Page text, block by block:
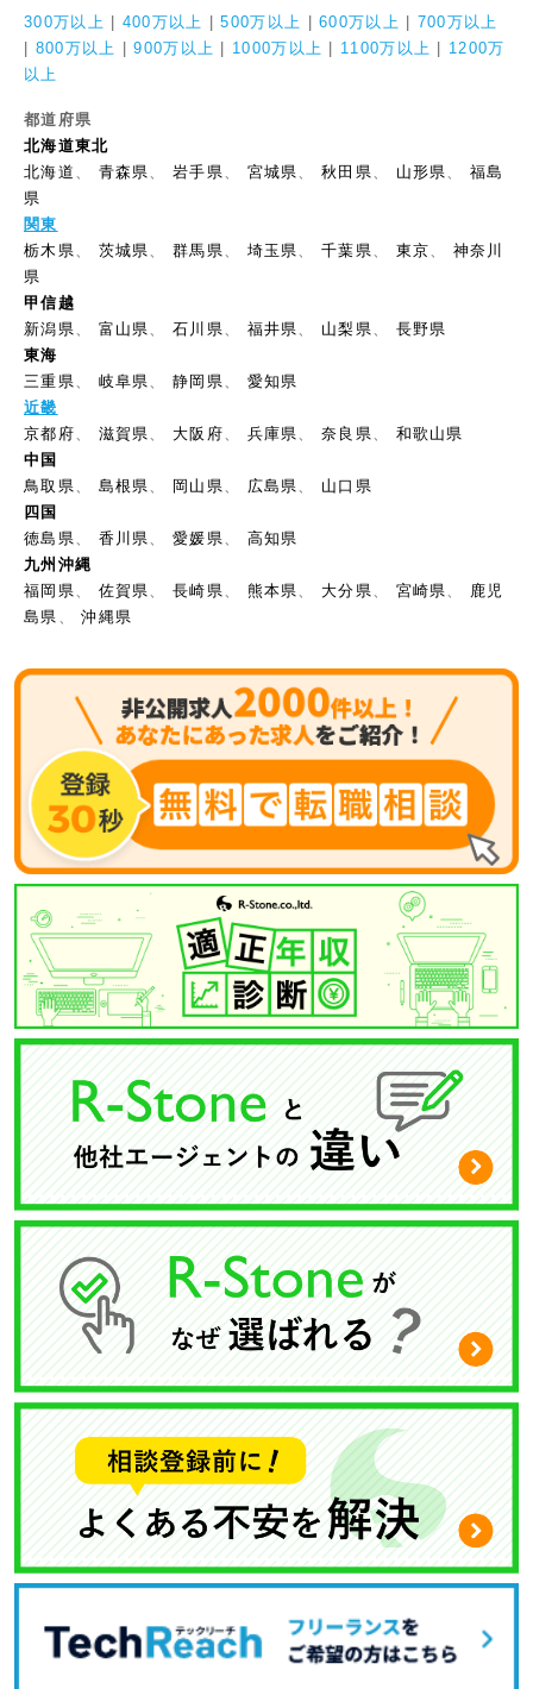
300万以上 400万以上 |500万以上 |600万以上
700万以上
800万以上 |900万以上 1000万以上 1100万以上
1200万
以上
都道府県
北海道東北
北海道
青森県 、岩手県 宮城県 、秋田県 山形県 、福島
県
関東
栃木県
茨城県 、群馬県 埼玉県 、千葉県 東京
神奈川
県
甲信越
新潟県
富山県 、石川県 福井県 山梨県
長野県
東海
三重県
岐阜県 、静岡県
愛知県
近畿
京都府
滋賀県 大阪府 兵庫県 、奈良県
和歌山県
中国
鳥取県
島根県 岡山県 広島県
山口県
四国
徳島県
香川県 、愛媛県
高知県
九州沖縄
福岡県
佐賀県 、長崎県 熊本県 大分県 宮崎県
鹿児
島県
、沖縄県